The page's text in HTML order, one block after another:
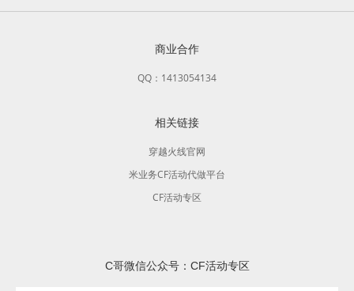
商业合作
QQ：1413054134
相关链接
穿越火线官网
米业务CF活动代做平台
CF活动专区
C哥微信公众号：CF活动专区